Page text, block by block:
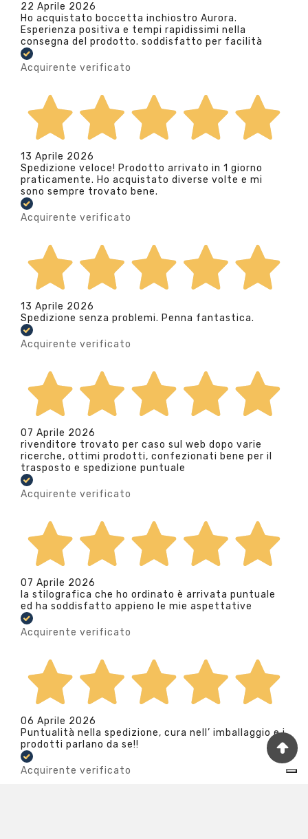
22 Aprile 2026
Ho acquistato boccetta inchiostro Aurora.
Esperienza positiva e tempi rapidissimi nella
consegna del prodotto. soddisfatto per facilità
Acquirente verificato
13 Aprile 2026
Spedizione veloce! Prodotto arrivato in 1 giorno
praticamente. Ho acquistato diverse volte e mi
sono sempre trovato bene.
Acquirente verificato
13 Aprile 2026
Spedizione senza problemi. Penna fantastica.
Acquirente verificato
07 Aprile 2026
rivenditore trovato per caso sul web dopo varie
ricerche, ottimi prodotti, confezionati bene per il
trasposto e spedizione puntuale
Acquirente verificato
07 Aprile 2026
la stilografica che ho ordinato è arrivata puntuale
ed ha soddisfatto appieno le mie aspettative
Acquirente verificato
06 Aprile 2026
Puntualità nella spedizione, cura nell’ imballaggio e i
prodotti parlano da se!!
Acquirente verificato